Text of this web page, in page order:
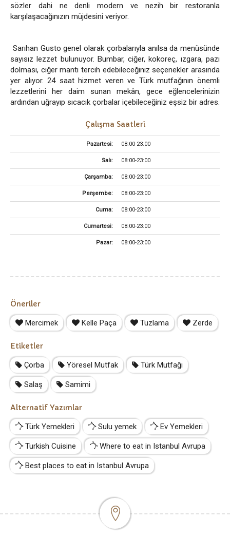
sözler dahi ne denli modern ve nezih bir restoranla
karşılaşacağınızın müjdesini veriyor.
Sarıhan Gusto genel olarak çorbalarıyla anılsa da menüsünde
sayısız lezzet bulunuyor. Bumbar, ciğer, kokoreç, ızgara, pazı
dolması, ciğer mantı tercih edebileceğiniz seçenekler arasında
yer alıyor. 24 saat hizmet veren ve Türk mutfağının önemli
lezzetlerini her daim sunan mekân, gece eğlencelerinizin
ardından uğrayıp sıcacık çorbalar içebileceğiniz eşsiz bir adres.
Çalışma Saatleri
Pazartesi: 08:00-23:00
Salı: 08:00-23:00
Çarşamba: 08:00-23:00
Perşembe: 08:00-23:00
Cuma: 08:00-23:00
Cumartesi: 08:00-23:00
Pazar: 08:00-23:00
Öneriler
Mercimek Kelle Paça Tuzlama Zerde
Etiketler
Çorba Yöresel Mutfak Türk Mutfağı
Salaş Samimi
Alternatif Yazımlar
Türk Yemekleri Sulu yemek Ev Yemekleri
Turkish Cuisine Where to eat in Istanbul Avrupa
Best places to eat in Istanbul Avrupa